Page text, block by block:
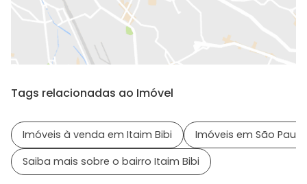
Tags relacionadas ao Imóvel
Imóveis à venda em Itaim Bibi
Imóveis em São Paulo
Saiba mais sobre o bairro Itaim Bibi